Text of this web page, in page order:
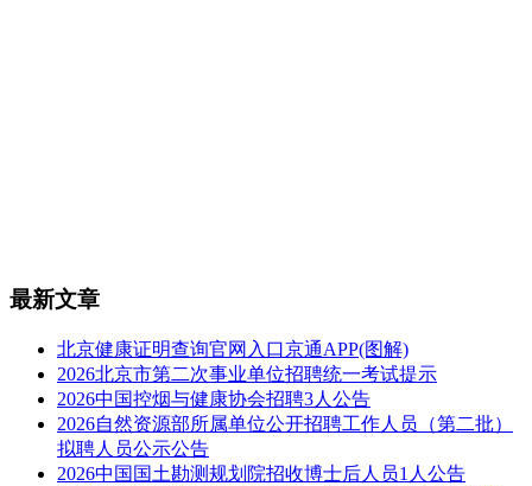
最新文章
北京健康证明查询官网入口京通APP(图解)
2026北京市第二次事业单位招聘统一考试提示
2026中国控烟与健康协会招聘3人公告
2026自然资源部所属单位公开招聘工作人员（第二批）
拟聘人员公示公告
2026中国国土勘测规划院招收博士后人员1人公告